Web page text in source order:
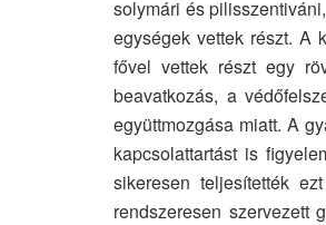
solymári és
egységek vettek részt. A
fővel vettek részt egy
beavatkozás, a
együttmozgása miatt. A
kapcsolattartást is
sikeresen teljesítették
rendszeresen szervezett